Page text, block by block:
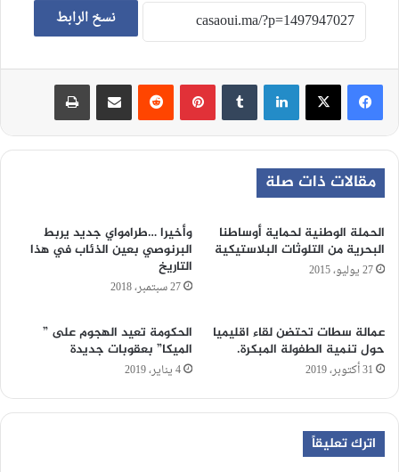
نسخ الرابط
لينكدإن بينتيريست
مقالات ذات صلة
الحملة الوطنية لحماية أوساطنا
البحرية من التلوثات البلاستيكية
27 يوليو، 2015
وأخيرا …طرامواي جديد يربط
البرنوصي بعين الذئاب في هذا
التاريخ
27 سبتمبر، 2018
عمالة سطات تحتضن لقاء اقليميا
حول تنمية الطفولة المبكرة.
31 أكتوبر، 2019
الحكومة تعيد الهجوم على ”
الميكا” بعقوبات جديدة
4 يناير، 2019
اترك تعليقاً